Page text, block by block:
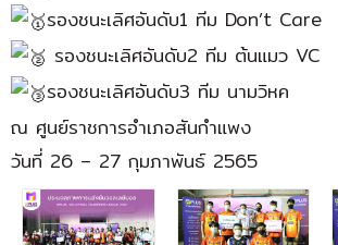
รองชนะเลิศอันดับ1 ทีม Don’t Care
รองชนะเลิศอันดับ2 ทีม ต้นแมว VC
รองชนะเลิศอันดับ3 ทีม นามวิหค
ณ ศูนย์ราชการอำเภอสันกำแพง
วันที่ 26 – 27 กุมภาพันธ์ 2565